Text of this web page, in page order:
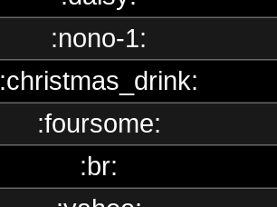
:nono-1:
:christmas_drink:
:foursome:
:br: